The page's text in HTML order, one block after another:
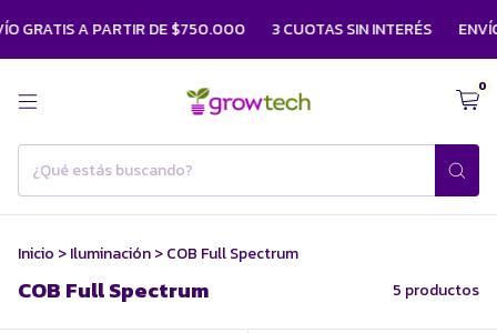
GRATIS A PARTIR DE $750.000 3 CUOTAS SIN INTERÉS
0
Inicio >Iluminación>COB Full Spectrum
COB Full Spectrum 5 productos